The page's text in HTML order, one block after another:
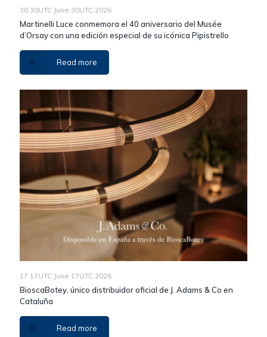
30 30UTC June 30UTC 2026
Martinelli Luce conmemora el 40 aniversario del Musée
d’Orsay con una edición especial de su icónica Pipistrello
Read more
17 17UTC June 17UTC 2026
BioscaBotey, único distribuidor oficial de J. Adams & Co en
Cataluña
Read more